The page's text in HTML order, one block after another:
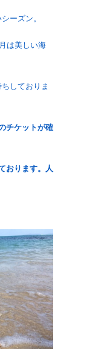
ーズン。
は美しい海
しておりま
チケットが確
おります。人